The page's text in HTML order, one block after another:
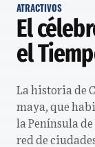
ATRACTIVOS
El
el
La historia de
maya, que
la Península
red de